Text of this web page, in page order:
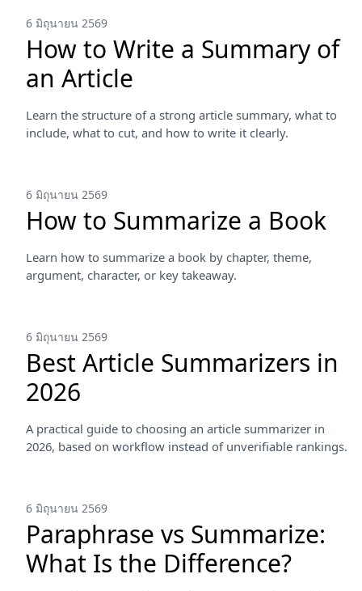
6 มิถุนายน 2569
How to Write a Summary of
an Article
Learn the structure of a strong article summary, what to
include, what to cut, and how to write it clearly.
6 มิถุนายน 2569
How to Summarize a Book
Learn how to summarize a book by chapter, theme,
argument, character, or key takeaway.
6 มิถุนายน 2569
Best Article Summarizers in
2026
A practical guide to choosing an article summarizer in
2026, based on workflow instead of unverifiable rankings.
6 มิถุนายน 2569
Paraphrase vs Summarize:
What Is the Difference?